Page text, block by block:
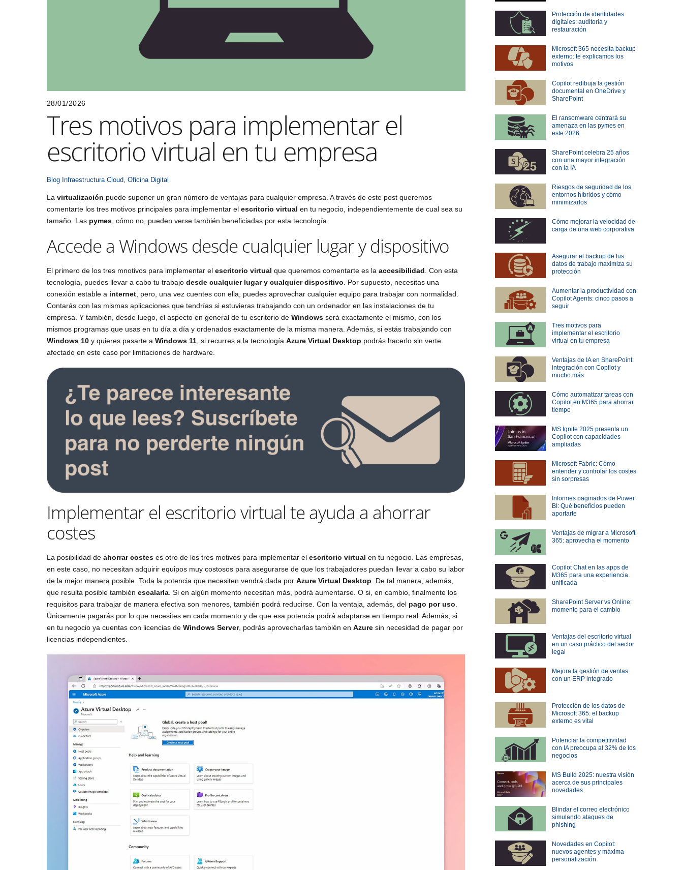
28/01/2026
Tres motivos para implementar el
escritorio virtual en tu empresa
Blog Infraestructura Cloud, Oficina Digital
La virtualización puede suponer un gran número de ventajas para cualquier empresa. A través de este post queremos
comentarte los tres motivos principales para implementar el escritorio virtual en tu negocio, independientemente de cual sea su
tamaño. Las pymes , cómo no, pueden verse también beneficiadas por esta tecnología.
Accede a Windows desde cualquier lugar y dispositivo
El primero de los tres mnotivos para implementar el escritorio virtual que queremos comentarte es la accesibilidad. Con esta
tecnología, puedes llevar a cabo tu trabajo desde cualquier lugar y cualquier dispositivo. Por supuesto, necesitas una
conexión estable a internet, pero, una vez cuentes con ella, puedes aprovechar cualquier equipo para trabajar con normalidad.
Contarás con las mismas aplicaciones que tendrías si estuvieras trabajando con un ordenador en las instalaciones de tu
empresa. Y también, desde luego, el aspecto en general de tu escritorio de Windows será exactamente el mismo, con los
mismos programas que usas en tu día a día y ordenados exactamente de la misma manera. Además, si estás trabajando con
Windows 10 y quieres pasarte a Windows 11, si recurres a la tecnología Azure Virtual Desktop podrás hacerlo sin verte
afectado en este caso por limitaciones de hardware.
Implementar el escritorio virtual te ayuda a ahorrar
costes
La posibilidad de ahorrar costes es otro de los tres motivos para implementar el escritorio virtual en tu negocio. Las empresas,
en este caso, no necesitan adquirir equipos muy costosos para asegurarse de que los trabajadores puedan llevar a cabo su labor
de la mejor manera posible. Toda la potencia que necesiten vendrá dada por Azure Virtual Desktop . De tal manera, además,
que resulta posible también escalarla . Si en algún momento necesitan más, podrá aumentarse. O si, en cambio, finalmente los
requisitos para trabajar de manera efectiva son menores, también podrá reducirse. Con la ventaja, además, del pago por uso
Únicamente pagarás por lo que necesites en cada momento y de que esa potencia podrá adaptarse en tiempo real. Además, si
en tu negocio ya cuentas con licencias de Windows Server, podrás aprovecharlas también en Azure sin necesidad de pagar por
licencias independientes.
Protección de identidades
digitales: auditoría y
restauración
Microsoft 365 necesita backup
externo: te explicamos los
motivos
Copilot redibuja la gestión
documental en OneDrive y
SharePoint
El ransomware centrará su
amenaza en las pymes en
este 2026
SharePoint celebra 25 años
con una mayor integración
con la IA
Riesgos de seguridad de los
entornos híbridos y cómo
minimizarlos
Cómo mejorar la velocidad de
carga de una web corporativa
Asegurar el backup de tus
datos de trabajo maximiza su
protección
Aumentar la productividad con
Copilot Agents: cinco pasos a
seguir
Tres motivos para
implementar el escritorio
virtual en tu empresa
Ventajas de IA en SharePoint:
integración con Copilot y
mucho más
Cómo automatizar tareas con
Copilot en M365 para ahorrar
tiempo
MS Ignite 2025 presenta un
Copilot con capacidades
ampliadas
Microsoft Fabric: Cómo
entender y controlar los costes
sin sorpresas
Informes paginados de Power
BI: Qué beneficios pueden
aportarte
Ventajas de migrar a Microsoft
365: aprovecha el momento
Copilot Chat en las apps de
M365 para una experiencia
unificada
SharePoint Server vs Online:
momento para el cambio
Ventajas del escritorio virtual
en un caso práctico del sector
legal
Mejora la gestión de ventas
con un ERP integrado
Protección de los datos de
Microsoft 365: el backup
externo es vital
Potenciar la competitividad
con IA preocupa al 32% de los
negocios
MS Build 2025: nuestra visión
acerca de sus principales
novedades
Blindar el correo electrónico
simulando ataques de
phishing
Novedades en Copilot:
nuevos agentes y máxima
personalización